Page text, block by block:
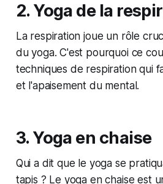
2. Yoga de la
La respiration joue un rôle
du yoga. C'est pourquoi ce
techniques de respiration qui
et l'apaisement du mental.
3. Yoga en chaise
Qui a dit que le yoga se
tapis ? Le yoga en chaise est